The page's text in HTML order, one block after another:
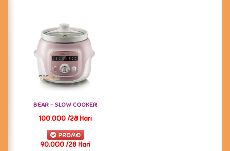
BEAR - SLOW COOKER
100,000 /28 Hari
PROMO
90,000 /28 Hari